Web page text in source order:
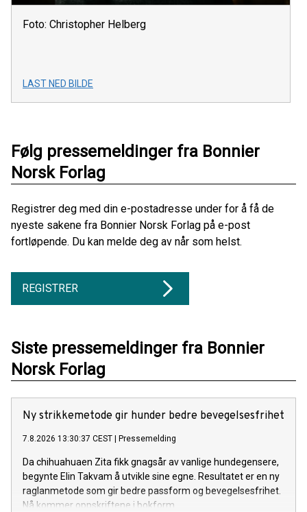
Foto: Christopher Helberg
LAST NED BILDE
Følg pressemeldinger fra Bonnier
Norsk Forlag
Registrer deg med din e-postadresse under for å få de
nyeste sakene fra Bonnier Norsk Forlag på e-post
fortløpende. Du kan melde deg av når som helst.
REGISTRER
Siste pressemeldinger fra Bonnier
Norsk Forlag
Ny strikkemetode gir hunder bedre bevegelsesfrihet
7.8.2026 13:30:37 CEST Pressemelding
Da chihuahuaen Zita fikk gnagsår av vanlige hundegensere,
begynte Elin Takvam å utvikle sine egne. Resultatet er en ny
raglanmetode som gir bedre passform og bevegelsesfrihet.
Nå kommer oppskriftene i bokform.